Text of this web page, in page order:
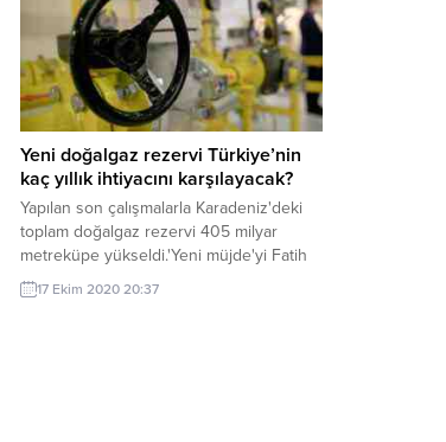
Yeni doğalgaz rezervi Türkiye’nin
kaç yıllık ihtiyacını karşılayacak?
Yapılan son çalışmalarla Karadeniz'deki
toplam doğalgaz rezervi 405 milyar
metreküpe yükseldi.'Yeni müjde'yi Fatih
Sondaj gemisinde incelemelerde
bulunan Cumhurbaşkanı Recep Tayyip
17 Ekim 2020 20:37